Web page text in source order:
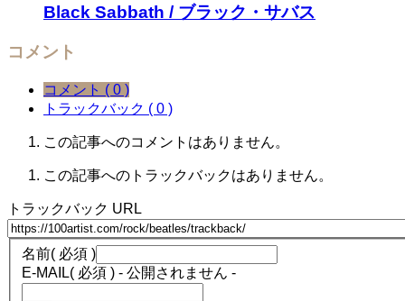
Black Sabbath / ブラック・サバス
コメント
コメント ( 0 )
トラックバック ( 0 )
この記事へのコメントはありません。
この記事へのトラックバックはありません。
トラックバック URL
名前( 必須 )
E-MAIL( 必須 ) - 公開されません -